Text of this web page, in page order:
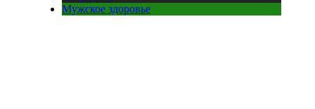
Мужское здоровье